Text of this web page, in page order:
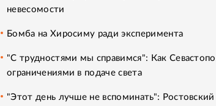
невесомости
Бомба на Хиросиму ради эксперимента
"С трудностями мы справимся": Как
ограничениями в подаче света
"Этот день лучше не вспоминать": Ростовский